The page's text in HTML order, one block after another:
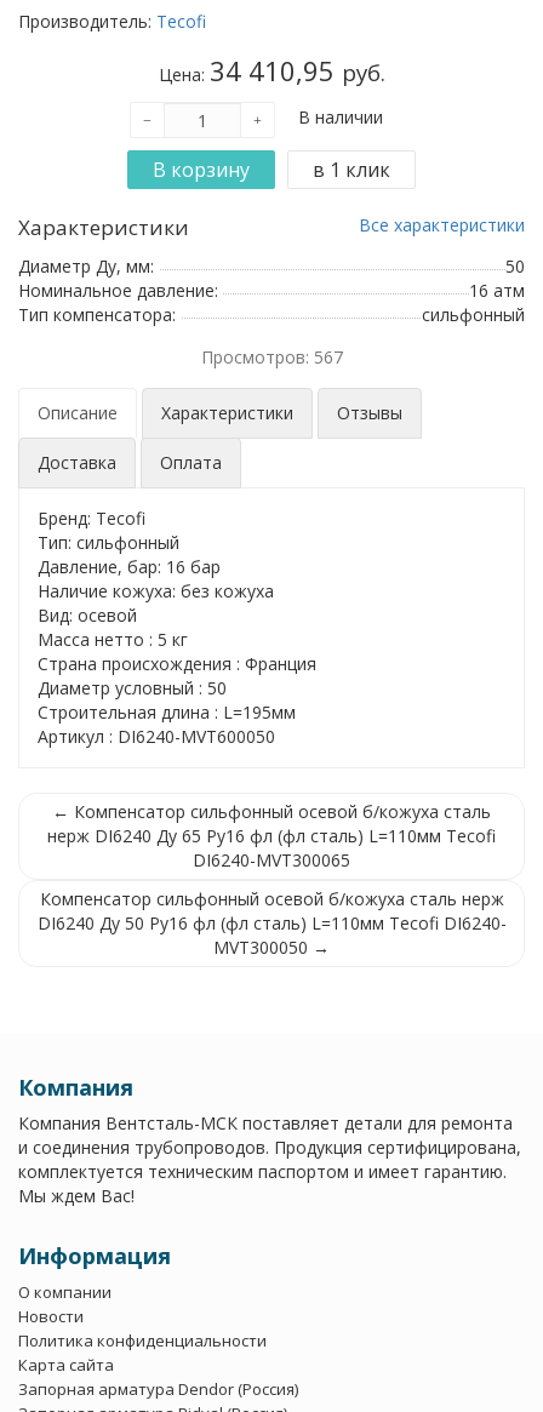
Производитель: Tecofi
Цена: 34 410,95 руб.
В наличии
Характеристики
Все характеристики
Диаметр Ду, мм:
50
Номинальное давление:
16 атм
Тип компенсатора:
сильфонный
Просмотров: 567
Описание Характеристики Отзывы
Доставка Оплата
Бренд: Tecofi
Тип: сильфонный
Давление, бар: 16 бар
Наличие кожуха: без кожуха
Вид: осевой
Масса нетто : 5 кг
Страна происхождения : Франция
Диаметр условный : 50
Строительная длина : L=195мм
Артикул : DI6240-MVT600050
← Компенсатор сильфонный осевой б/кожуха сталь
нерж DI6240 Ду 65 Ру16 фл (фл сталь) L=110мм Tecofi
DI6240-MVT300065
Компенсатор сильфонный осевой б/кожуха сталь нерж
DI6240 Ду 50 Ру16 фл (фл сталь) L=110мм Tecofi DI6240-
MVT300050 →
Компания
Компания Вентсталь-МСК поставляет детали для ремонта
и соединения трубопроводов. Продукция сертифицирована,
комплектуется техническим паспортом и имеет гарантию.
Мы ждем Вас!
Информация
О компании
Новости
Политика конфиденциальности
Карта сайта
Запорная арматура Dendor (Россия)